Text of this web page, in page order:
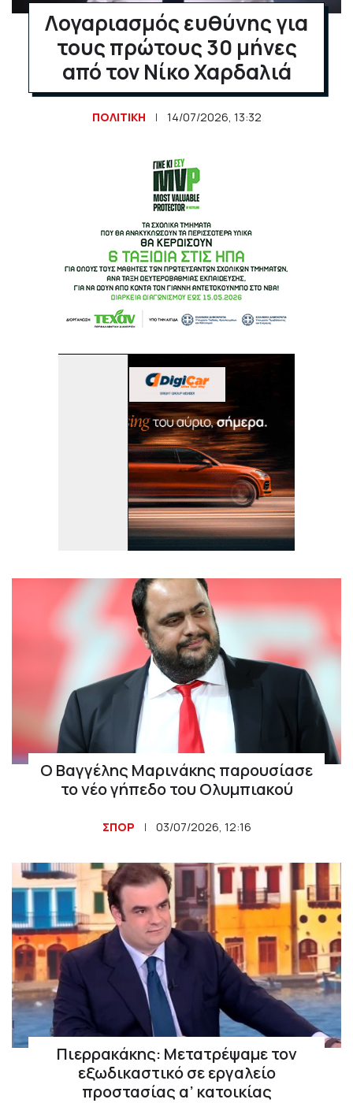
Λογαριασμός ευθύνης για
τους πρώτους 30 μήνες
από τον Νίκο Χαρδαλιά
ΠΟΛΙΤΙΚΗ 14/07/2026, 13:32
Ο Βαγγέλης Μαρινάκης παρουσίασε
το νέο γήπεδο του Ολυμπιακού
ΣΠΟΡ 03/07/2026, 12:16
Πιερρακάκης: Μετατρέψαμε τον
εξωδικαστικό σε εργαλείο
προστασίας α’ κατοικίας